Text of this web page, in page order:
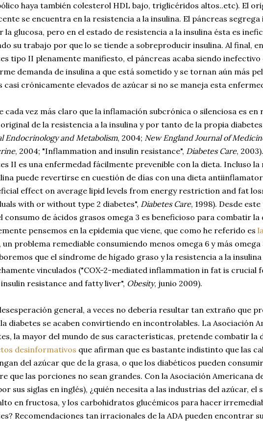
haya también colesterol HDL bajo, triglicéridos altos..etc). El
se encuentra en la resistencia a la insulina. El páncreas
la glucosa, pero en el estado de resistencia a la insulina ésta es
su trabajo por que lo se tiende a sobreproducir insulina. Al final,
tipo II plenamente manifiesto, el páncreas acaba siendo
demanda de insulina a que está sometido y se tornan aún más
casi crónicamente elevados de azúcar si no se maneja esta
cada vez más claro que la inflamación subcrónica o silenciosa es en
original de la resistencia a la insulina y por tanto de la propia
Endocrinology and Metabolism, 2004; New England Journal of
, 2004; "Inflammation and insulin resistance", Diabetes Care,
II es una enfermedad fácilmente prevenible con la dieta. Incluso la
puede revertirse en cuestión de días con una dieta
effect on average lipid levels from energy restriction and fat
with or without type 2 diabetes", Diabetes Care, 1998). Desde
consumo de ácidos grasos omega 3 es beneficioso para combatir la
pensemos en la epidemia que viene, que como he referido es
, un problema remediable consumiendo menos omega 6 y más omega
que el síndrome de hígado graso y la resistencia a la
vinculados ("COX-2-mediated inflammation in fat is crucial
resistance and fatty liver", Obesity, junio 2009).
general, a veces no debería resultar tan extraño que
diabetes se acaben convirtiendo en incontrolables. La Asociación
la mayor del mundo de sus características, pretende combatir la
desinformativos que afirman que es bastante indistinto que las
del azúcar que de la grasa, o que los diabéticos pueden
que las porciones no sean grandes. Con la Asociación Americana
sus siglas en inglés), ¿quién necesita a las industrias del azúcar, el
en fructosa, y los carbohidratos glucémicos para hacer
Recomendaciones tan irracionales de la ADA pueden encontrar